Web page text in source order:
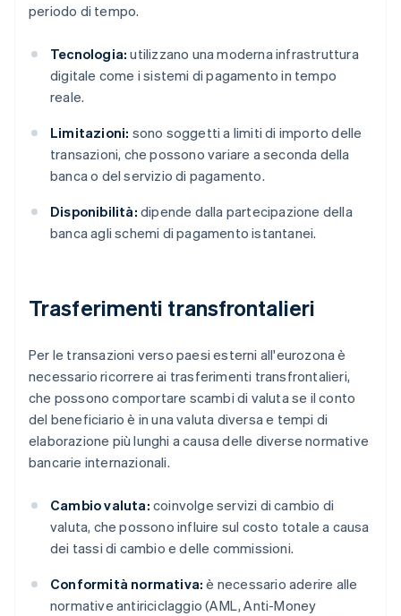
periodo di tempo.
Tecnologia: utilizzano una moderna infrastruttura
digitale come i sistemi di pagamento in tempo
reale.
Limitazioni: sono soggetti a limiti di importo delle
transazioni, che possono variare a seconda della
banca o del servizio di pagamento.
Disponibilità: dipende dalla partecipazione della
banca agli schemi di pagamento istantanei.
Trasferimenti transfrontalieri
Per le transazioni verso paesi esterni all'eurozona è
necessario ricorrere ai trasferimenti transfrontalieri,
che possono comportare scambi di valuta se il conto
del beneficiario è in una valuta diversa e tempi di
elaborazione più lunghi a causa delle diverse normative
bancarie internazionali.
Cambio valuta: coinvolge servizi di cambio di
valuta, che possono influire sul costo totale a causa
dei tassi di cambio e delle commissioni.
Conformità normativa: è necessario aderire alle
normative antiriciclaggio (AML, Anti-Money